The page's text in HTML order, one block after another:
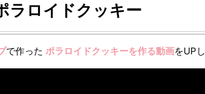
ラロイドクッキー
で作った ポラロイドクッキーを作る動画をUP